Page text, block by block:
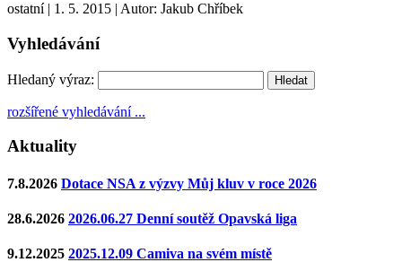
ostatní | 1. 5. 2015 | Autor: Jakub Chříbek
Vyhledávání
Hledaný výraz:
rozšířené vyhledávání ...
Aktuality
7.8.2026 Dotace NSA z výzvy Můj kluv v roce 2026
28.6.2026 2026.06.27 Denní soutěž Opavská liga
9.12.2025 2025.12.09 Camiva na svém místě